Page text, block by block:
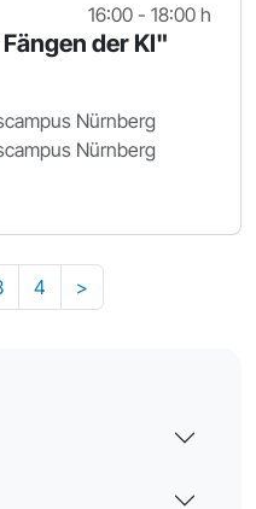
16:00 - 18:00 h
der KI"
Nürnberg
Nürnberg
4 >